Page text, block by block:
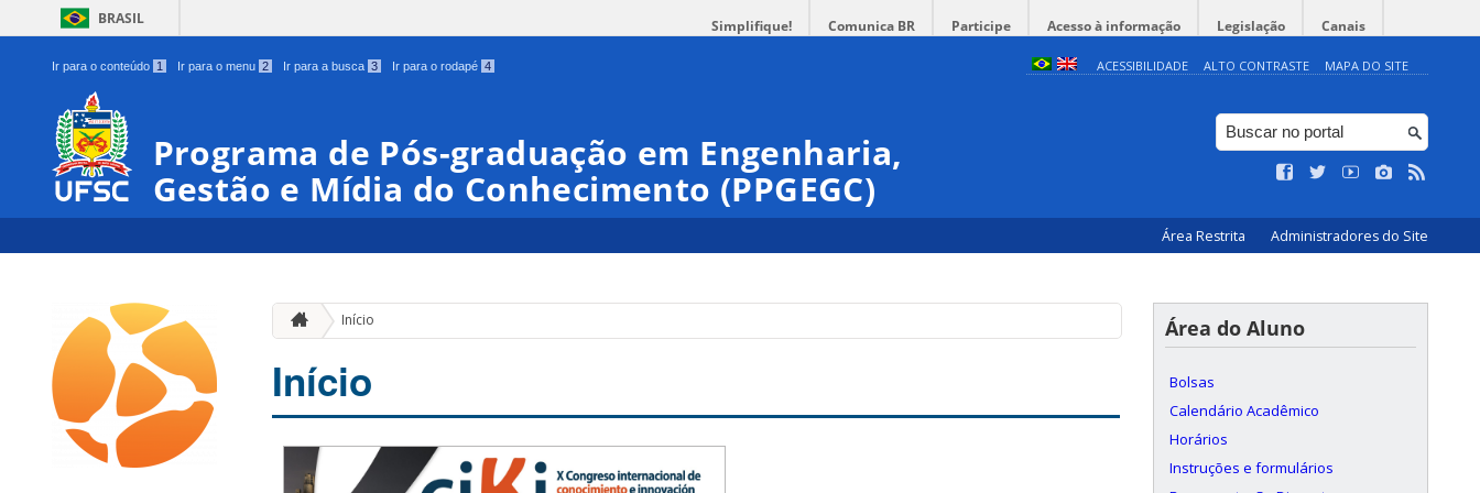
BRASIL Simplifique! Comunica BR Participe Acesso à informação Legislação Canais
Ir para o conteúdo 1 Ir para o menu 2 Ir para a busca 3 Ir para o rodapé 4 ACESSIBILIDADE ALTO CONTRASTE MAPA DO SITE
Programa de Pós-graduação em Engenharia,
Gestão e Mídia do Conhecimento (PPGEGC)
Área Restrita Administradores do Site
Início
Início
00:00
01:00
Área do Aluno
Bolsas
Calendário Acadêmico
Horários
Instruções e formulários